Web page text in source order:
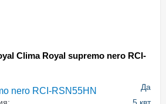
Clima Royal supremo nero RCI-
Да